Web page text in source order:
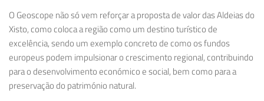
O Geoscope não só vem reforçar a proposta de valor das Aldeias do
Xisto, como coloca a região como um destino turístico de
excelência, sendo um exemplo concreto de como os fundos
europeus podem impulsionar o crescimento regional, contribuindo
para o desenvolvimento económico e social, bem como para a
preservação do património natural.